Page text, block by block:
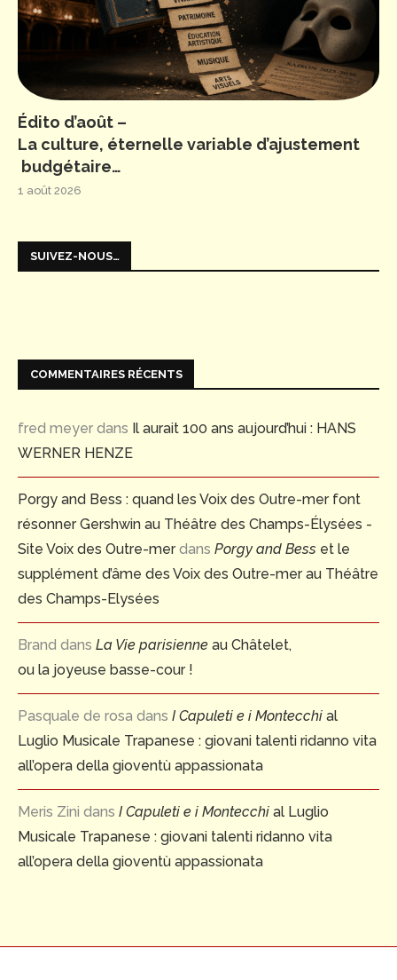
Édito d’août –
La culture, éternelle variable d’ajustement
budgétaire…
1 août 2026
SUIVEZ-NOUS…
COMMENTAIRES RÉCENTS
fred meyer dans Il aurait 100 ans aujourd’hui : HANS
WERNER HENZE
Porgy and Bess : quand les Voix des Outre-mer font
résonner Gershwin au Théâtre des Champs-Élysées -
Site Voix des Outre-merdans Porgy and Bess et le
supplément d’âme des Voix des Outre-mer au Théâtre
des Champs-Elysées
Brand dans La Vie parisienne au Châtelet,
ou la joyeuse basse-cour !
Pasquale de rosa dans I Capuleti e i Montecchi al
Luglio Musicale Trapanese : giovani talenti ridanno vita
all’opera della gioventù appassionata
Meris Zini dans I Capuleti e i Montecchi al Luglio
Musicale Trapanese : giovani talenti ridanno vita
all’opera della gioventù appassionata